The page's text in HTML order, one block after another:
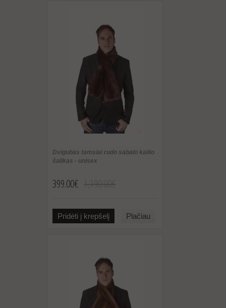
Dvigubas tamsiai rudo sabalo kailio
šalikas - unisex
399.00€
Pridėti į krepšelį Plačiau